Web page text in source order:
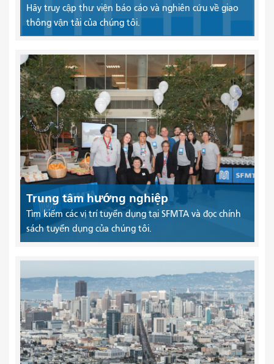
Hãy truy cập thư viện báo cáo và nghiên cứu về giao
thông vận tải của chúng tôi.
Trung tâm hướng nghiệp
Tìm kiếm các vị trí tuyển dụng tại SFMTA và đọc chính
sách tuyển dụng của chúng tôi.